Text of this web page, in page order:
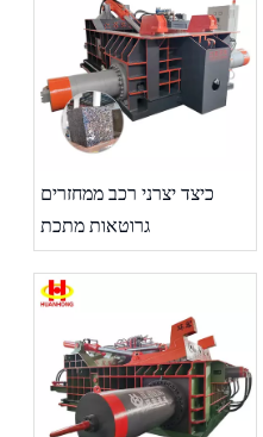
כיצד יצרני רכב ממחזרים
גרוטאות מתכת